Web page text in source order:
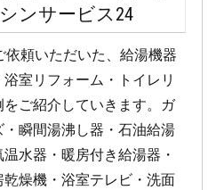
ンサービス24
頼いただいた、給湯機器
室リフォーム・トイレリ
ご紹介していきます。ガ
瞬間湯沸し器・石油給湯
水器・暖房付き給湯器・
燥機・浴室テレビ・洗面